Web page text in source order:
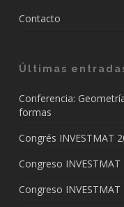
Contacto
Últimas
Conferencia:
formas
Congrés INVESTMAT
Congreso INVESTMAT
Congreso INVESTMAT